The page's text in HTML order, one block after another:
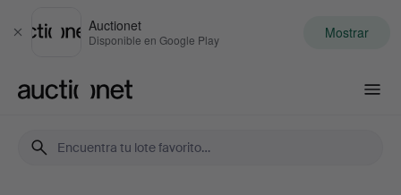
Cerrar
Auctionet
Disponible en Google Play Mostrar